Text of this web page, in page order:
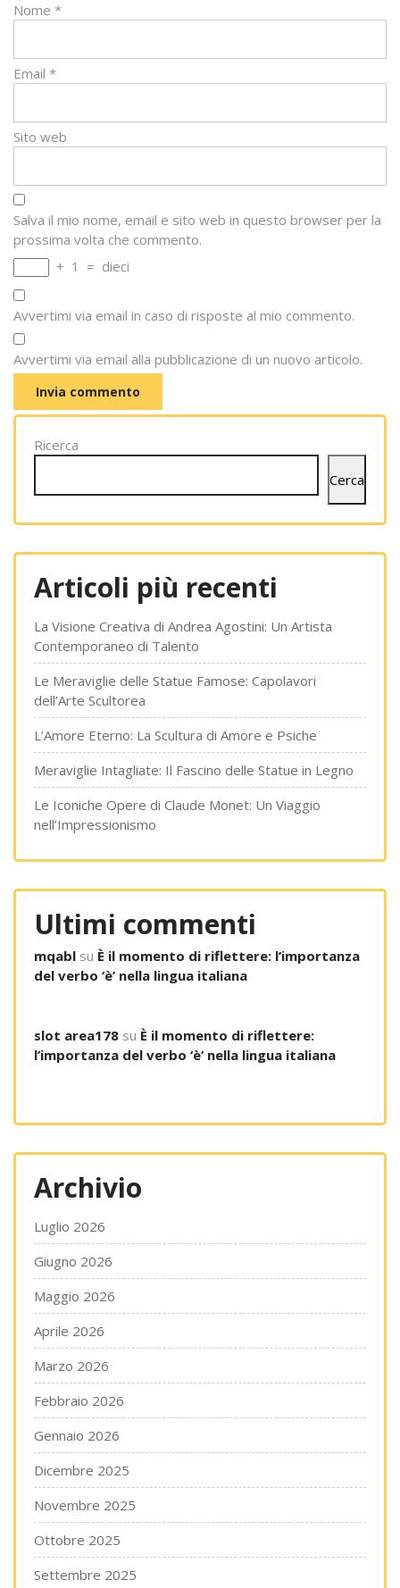
Nome *
Email *
Sito web
Salva il mio nome, email e sito web in questo browser per la
prossima volta che commento.
+ 1 = dieci
Avvertimi via email in caso di risposte al mio commento.
Avvertimi via email alla pubblicazione di un nuovo articolo.
Ricerca
Cerca
Articoli più recenti
La Visione Creativa di Andrea Agostini: Un Artista
Contemporaneo di Talento
Le Meraviglie delle Statue Famose: Capolavori
dell’Arte Scultorea
L’Amore Eterno: La Scultura di Amore e Psiche
Meraviglie Intagliate: Il Fascino delle Statue in Legno
Le Iconiche Opere di Claude Monet: Un Viaggio
nell’Impressionismo
Ultimi commenti
mqabl su È il momento di riflettere: l’importanza
del verbo ‘è’ nella lingua italiana
slot area178 su È il momento di riflettere:
l’importanza del verbo ‘è’ nella lingua italiana
Archivio
Luglio 2026
Giugno 2026
Maggio 2026
Aprile 2026
Marzo 2026
Febbraio 2026
Gennaio 2026
Dicembre 2025
Novembre 2025
Ottobre 2025
Settembre 2025